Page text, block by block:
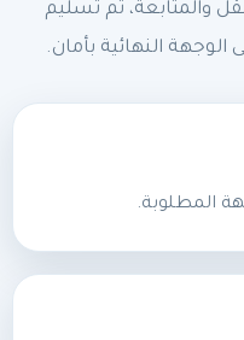
والمتابعة، ثم تسليم
النهائية بأمان.
المطلوبة.